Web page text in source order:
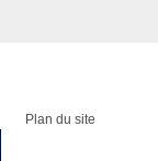
Plan du site